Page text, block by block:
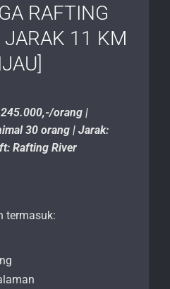
RAFTING
JARAK 11 KM
orang |
30 orang | Jarak:
Rafting River
termasuk: